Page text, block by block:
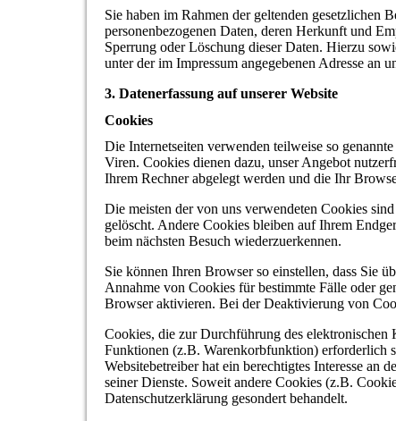
Sie haben im Rahmen der geltenden gesetzlichen
personenbezogenen Daten, deren Herkunft und
Sperrung oder Löschung dieser Daten. Hierzu
unter der im Impressum angegebenen Adresse an
3. Datenerfassung auf unserer Website
Cookies
Die Internetseiten verwenden teilweise so
Viren. Cookies dienen dazu, unser Angebot
Ihrem Rechner abgelegt werden und die Ihr
Die meisten der von uns verwendeten Cookies
gelöscht. Andere Cookies bleiben auf Ihrem
beim nächsten Besuch wiederzuerkennen.
Sie können Ihren Browser so einstellen, dass Sie
Annahme von Cookies für bestimmte Fälle oder
Browser aktivieren. Bei der Deaktivierung von
Cookies, die zur Durchführung des
Funktionen (z.B. Warenkorbfunktion) erforderlich
Websitebetreiber hat ein berechtigtes Interesse an
seiner Dienste. Soweit andere Cookies (z.B.
Datenschutzerklärung gesondert behandelt.